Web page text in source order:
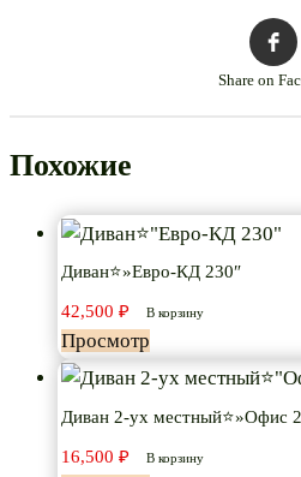
Share on
Похожие
Диван⭐»Евро-КД 230″
42,500 ₽ В корзину
Просмотр
Диван 2-ух местный⭐»Офис
16,500 ₽ В корзину